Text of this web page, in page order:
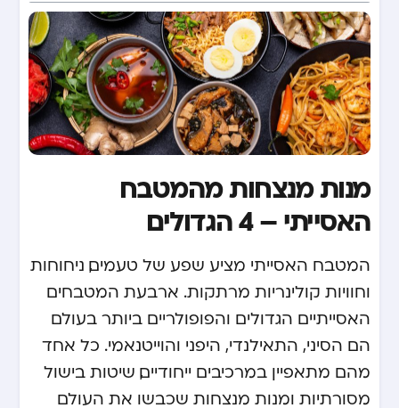
מנות מנצחות מהמטבח
האסייתי – 4 הגדולים
המטבח האסייתי מציע שפע של טעמים, ניחוחות
וחוויות קולינריות מרתקות. ארבעת המטבחים
האסייתיים הגדולים והפופולריים ביותר בעולם
הם הסיני, התאילנדי, היפני והוייטנאמי. כל אחד
מהם מתאפיין במרכיבים ייחודיים, שיטות בישול
מסורתיות ומנות מנצחות שכבשו את העולם